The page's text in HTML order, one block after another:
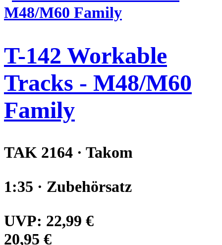
T-142 Workable
Tracks - M48/M60
Family
TAK 2164 · Takom
1:35 · Zubehörsatz
UVP: 22,99 €
20,95 €